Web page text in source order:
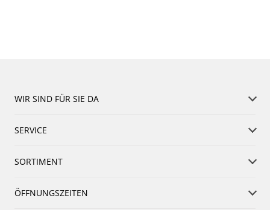
WIR SIND FÜR SIE DA
SERVICE
SORTIMENT
ÖFFNUNGSZEITEN